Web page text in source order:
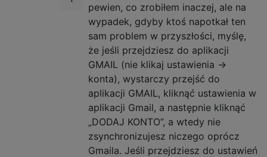
pewien, co zrobiłem inaczej, ale na
wypadek, gdyby ktoś napotkał ten
sam problem w przyszłości, myślę,
że jeśli przejdziesz do aplikacji
GMAIL (nie klikaj ustawienia ->
konta), wystarczy przejść do
aplikacji GMAIL, kliknąć ustawienia w
aplikacji Gmail, a następnie kliknąć
„DODAJ KONTO”, a wtedy nie
zsynchronizujesz niczego oprócz
Gmaila. Jeśli przejdziesz do ustawień